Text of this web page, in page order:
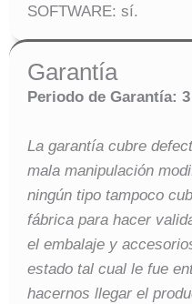
SOFTWARE: sí.
Garantía
Periodo de Garantía:
La garantía cubre
mala manipulación
ningún tipo tampoco
fábrica para hacer
el embalaje y
estado tal cual le fue
hacernos llegar el